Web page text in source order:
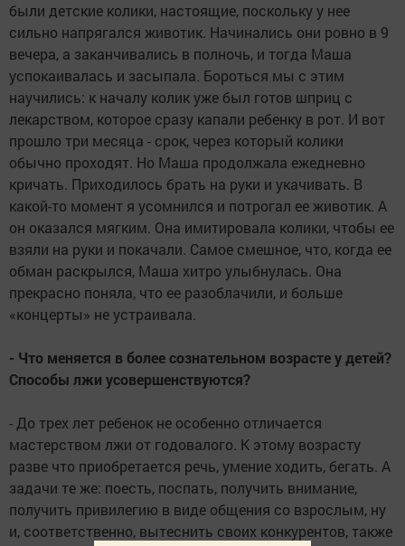
были детские колики, настоящие, поскольку у нее
сильно напрягался животик. Начинались они ровно в 9
вечера, а заканчивались в полночь, и тогда Маша
успокаивалась и засыпала. Бороться мы с этим
научились: к началу колик уже был готов шприц с
лекарством, которое сразу капали ребенку в рот. И вот
прошло три месяца - срок, через который колики
обычно проходят. Но Маша продолжала ежедневно
кричать. Приходилось брать на руки и укачивать. В
какой-то момент я усомнился и потрогал ее животик. А
он оказался мягким. Она имитировала колики, чтобы ее
взяли на руки и покачали. Самое смешное, что, когда ее
обман раскрылся, Маша хитро улыбнулась. Она
прекрасно поняла, что ее разоблачили, и больше
«концерты» не устраивала.
- Что меняется в более сознательном возрасте у детей?
Способы лжи усовершенствуются?
- До трех лет ребенок не особенно отличается
мастерством лжи от годовалого. К этому возрасту
разве что приобретается речь, умение ходить, бегать. А
задачи те же: поесть, поспать, получить внимание,
получить привилегию в виде общения со взрослым, ну
и, соответственно, вытеснить своих конкурентов, также